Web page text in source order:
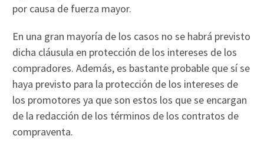
por causa de fuerza mayor.
En una gran mayoría de los casos no se habrá previsto
dicha cláusula en protección de los intereses de los
compradores. Además, es bastante probable que sí se
haya previsto para la protección de los intereses de
los promotores ya que son estos los que se encargan
de la redacción de los términos de los contratos de
compraventa.